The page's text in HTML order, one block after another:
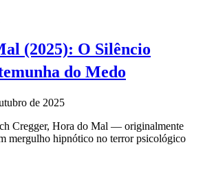
(2025): O Silêncio
do Medo
de 2025
Cregger, Hora do Mal — originalmente
mergulho hipnótico no terror psicológico